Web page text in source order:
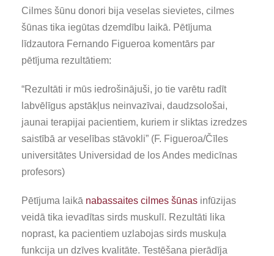
Cilmes šūnu donori bija veselas sievietes, cilmes
šūnas tika iegūtas dzemdību laikā. Pētījuma
līdzautora Fernando Figueroa komentārs par
pētījuma rezultātiem:
“Rezultāti ir mūs iedrošinājuši, jo tie varētu radīt
labvēlīgus apstākļus neinvazīvai, daudzsološai,
jaunai terapijai pacientiem, kuriem ir sliktas izredzes
saistībā ar veselības stāvokli” (F. Figueroa/Čīles
universitātes Universidad de los Andes medicīnas
profesors)
Pētījuma laikā nabassaites cilmes šūnas infūzijas
veidā tika ievadītas sirds muskulī. Rezultāti lika
noprast, ka pacientiem uzlabojas sirds muskuļa
funkcija un dzīves kvalitāte. Testēšana pierādīja